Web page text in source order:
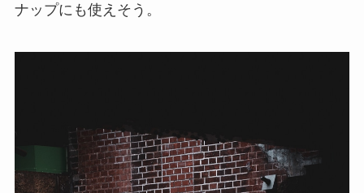
ナップにも使えそう。